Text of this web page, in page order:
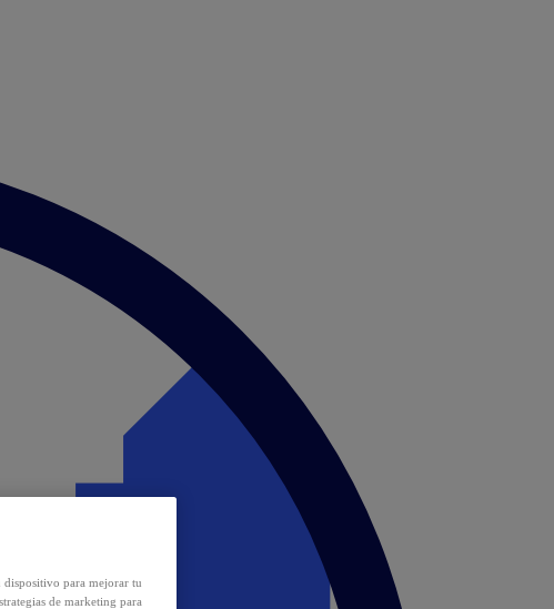
dispositivo para mejorar tu
de marketing para